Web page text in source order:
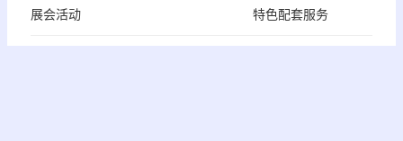
展会活动
特色配套服务